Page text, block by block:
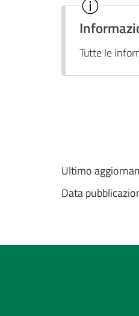
Tutte le
Ultimo
Data